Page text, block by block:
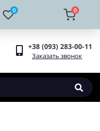
0 0
+38 (093) 283-00-11
Заказать звонок